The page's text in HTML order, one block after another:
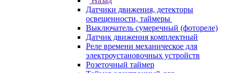
Датчики движения, детекторы
освещенности, таймеры
Выключатель сумеречный (фотореле)
Датчик движения комплектный
Реле времени механическое для
электроустановочных устройств
Розеточный таймер